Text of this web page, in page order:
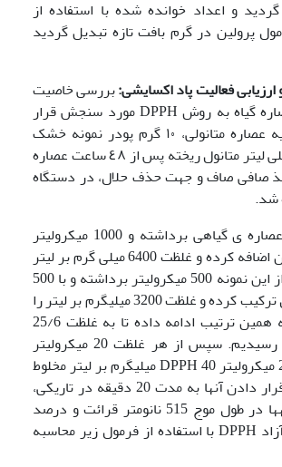
و اعداد خوانده­ شده با استفاده از
پرولین در گرم بافت تازه تبدیل گردید
فعالیت پاد اکسایشی:بررسی خاصیت
پاد­ اکسایشی عصاره گیاه به روش DPPH مورد سنجش قرار
گرفت. برای تهیه عصاره متانولی، ١٠ گرم پودر نمونه خشک
شده را در ٢٠٠ میلی لیتر متانول ریخته پس از ٤۸ ساعت عصاره
صافی صاف و جهت حذف حلال، در دستگاه
شد.
0064/0 گرم از عصاره ی گیاهی برداشته و 1000 میکرولیتر
حلال متانول به آن اضافه کرده و غلظت 6400 میلی گرم بر لیتر
را تهیه نمودیم. از این نمونه 500 میکرولیتر برداشته و با 500
میکرولیتر متانول ترکیب کرده و غلظت 3200 میلی­گرم بر لیتر را
آماده نموده و به همین ترتیب ادامه داده تا به غلظت 25/6
میلی­گرم بر لیتر رسیدیم. سپس از هر غلظت 20 میکرولیتر
برداشته و با 200 میکرولیتر DPPH 40 میلی­گرم بر لیتر مخلوط
نموده و پس از قرار دادن آنها به مدت 20 دقیقه در تاریکی،
جذب نوری نمونه­ها در طول موج 515 نانومتر قرائت و درصد
مهار رادیکالهای آزاد DPPH با استفاده از فرمول زیر محاسبه